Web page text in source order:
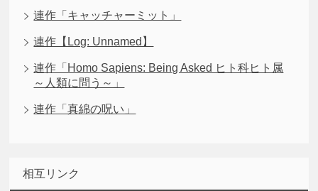
連作「キャッチャーミット」
連作【Log: Unnamed】
連作「Homo Sapiens: Being Asked ヒト科ヒト属
～人類に問う～」
連作「真綿の呪い」
相互リンク